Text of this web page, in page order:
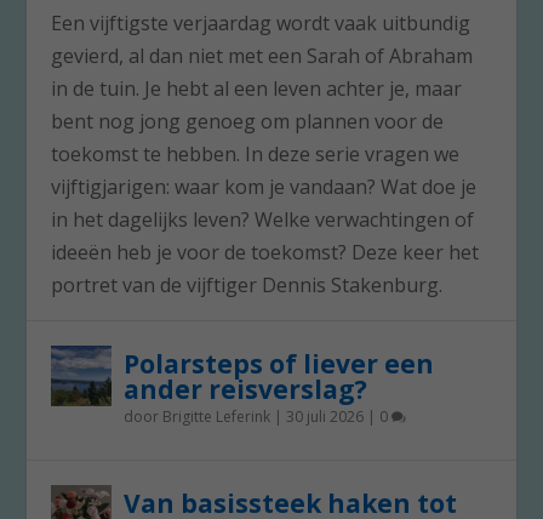
Een vijftigste verjaardag wordt vaak uitbundig
gevierd, al dan niet met een Sarah of Abraham
in de tuin. Je hebt al een leven achter je, maar
bent nog jong genoeg om plannen voor de
toekomst te hebben. In deze serie vragen we
vijftigjarigen: waar kom je vandaan? Wat doe je
in het dagelijks leven? Welke verwachtingen of
ideeën heb je voor de toekomst? Deze keer het
portret van de vijftiger Dennis Stakenburg.
Polarsteps of liever een
ander reisverslag?
door Brigitte Leferink | 30 juli 2026 | 0
Van basissteek haken tot